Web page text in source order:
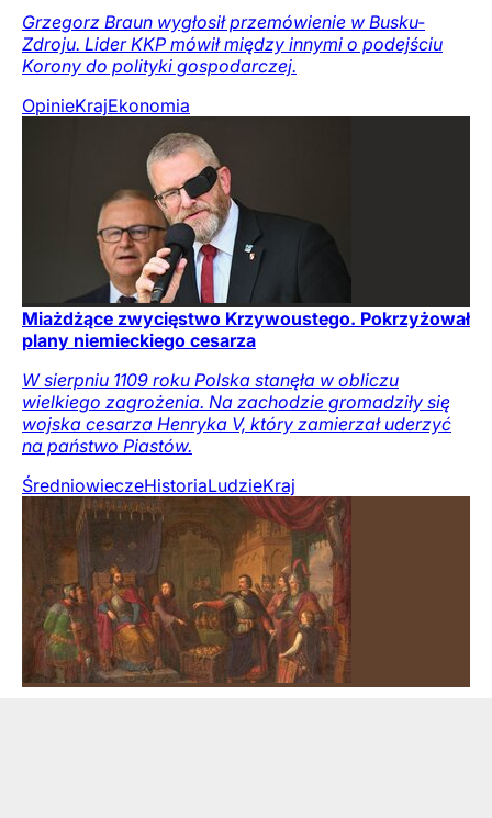
Grzegorz Braun wygłosił przemówienie w Busku-
Zdroju. Lider KKP mówił między innymi o podejściu
Korony do polityki gospodarczej.
OpinieKrajEkonomia
Miażdżące zwycięstwo Krzywoustego. Pokrzyżował
plany niemieckiego cesarza
W sierpniu 1109 roku Polska stanęła w obliczu
wielkiego zagrożenia. Na zachodzie gromadziły się
wojska cesarza Henryka V, który zamierzał uderzyć
na państwo Piastów.
ŚredniowieczeHistoriaLudzieKraj